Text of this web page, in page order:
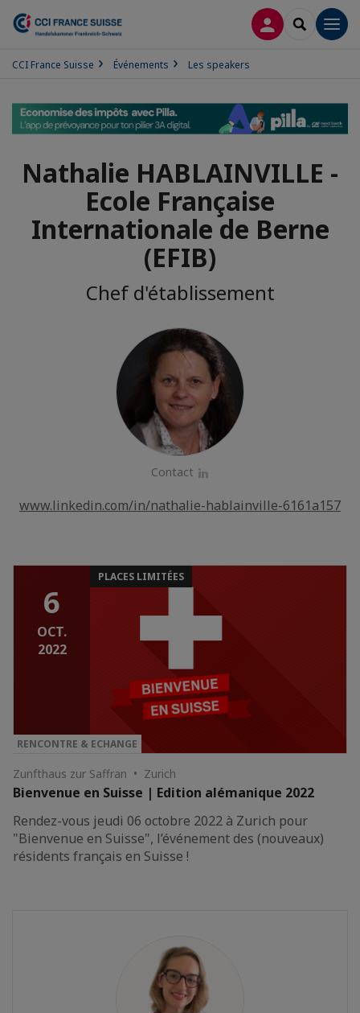
CONNEXION
CCI France Suisse Événements Les speakers
Nathalie HABLAINVILLE -
Ecole Française
Internationale de Berne
(EFIB)
Chef d'établissement
Contact
www.linkedin.com/in/nathalie-hablainville-6161a157
6
OCT.
2022
PLACES LIMITÉES
RENCONTRE & ECHANGE
Zunfthaus zur Saffran • Zurich
Bienvenue en Suisse | Edition alémanique 2022
Rendez-vous jeudi 06 octobre 2022 à Zurich pour
"Bienvenue en Suisse", l’événement des (nouveaux)
résidents français en Suisse !